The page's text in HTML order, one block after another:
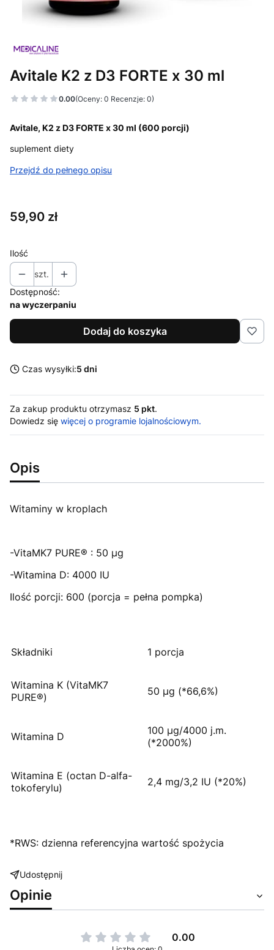
Avitale K2 z D3 FORTE x 30 ml
0.00(Oceny: 0 Recenzje: 0)
Avitale, K2 z D3 FORTE x 30 ml (600 porcji)
suplement diety
Przejdź do pełnego opisu
Cena
59,90 zł
Ilość
szt.
Dostępność:
na wyczerpaniu
Dodaj do koszyka
Czas wysyłki:5 dni
Za zakup produktu otrzymasz 5 pkt.
Dowiedz się więcej o programie lojalnościowym.
Opis
Witaminy w kroplach
-VitaMK7 PURE® : 50 µg
-Witamina D: 4000 IU
Ilość porcji: 600 (porcja = pełna pompka)
Składniki 1 porcja
Witamina K (VitaMK7
PURE®)
50 µg (*66,6%)
Witamina D
100 µg/4000 j.m.
(*2000%)
Witamina E (octan D-alfa-
tokoferylu)
2,4 mg/3,2 IU (*20%)
*RWS: dzienna referencyjna wartość spożycia
Udostępnij
Opinie
0.00